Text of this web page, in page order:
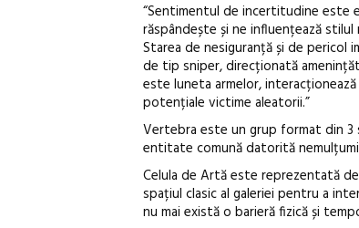
“Sentimentul de incertitudine este
răspândește și ne influențează
Starea de nesiguranță și de pericol
de tip sniper, direcționată
este luneta armelor,
potențiale victime aleatorii.”
Vertebra este un grup format din
entitate comună datorită
Celula de Artă este reprezentată
spațiul clasic al galeriei pentru a
nu mai există o barieră fizică și